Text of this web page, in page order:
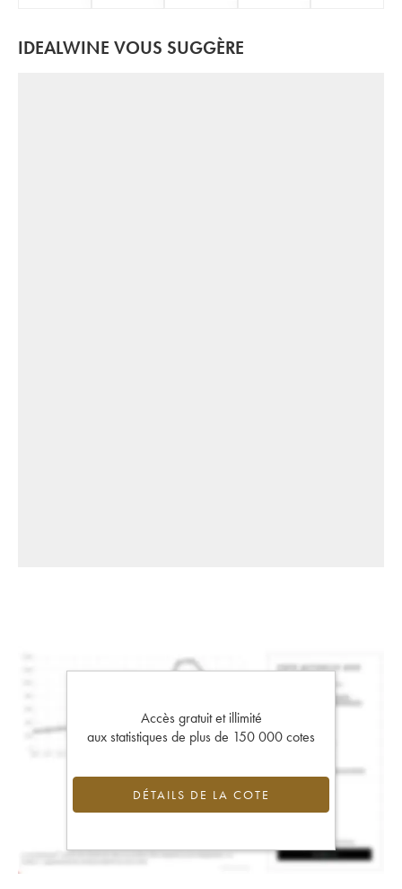
IDEALWINE VOUS SUGGÈRE
Accès gratuit et illimité
aux statistiques de plus de 150 000 cotes
DÉTAILS DE LA COTE